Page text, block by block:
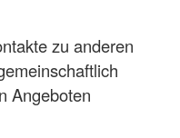
zu anderen
Angeboten